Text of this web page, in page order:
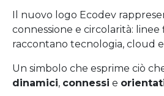
Il nuovo logo Ecodev
connessione e circolarità: linee
raccontano tecnologia, cloud
Un simbolo che esprime ciò
dinamici, connessi e